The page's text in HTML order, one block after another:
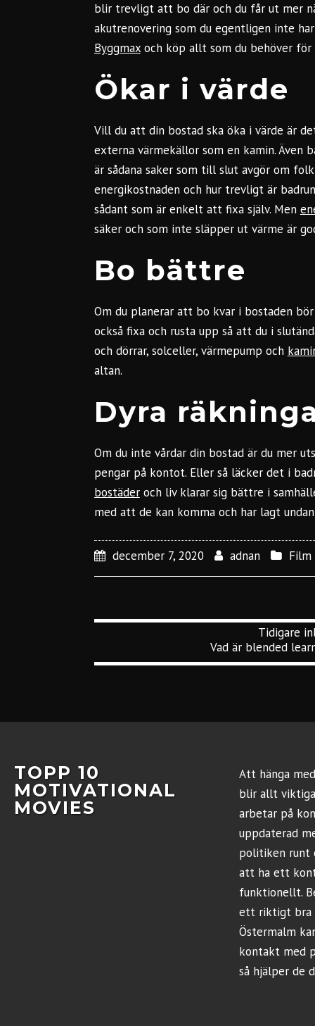
blir trevligt att bo där och du får ut mer
akutrenovering som du egentligen inte
Byggmaxoch köp allt som du behöver för
Ökar i värde
Vill du att din bostad ska öka i värde är
externa värmekällor som en kamin. Även
är sådana saker som till slut avgör om
energikostnaden och hur trevligt är
sådant som är enkelt att fixa själv. Men
säker och som inte släpper ut värme är
Bo bättre
Om du planerar att bo kvar i bostaden
också fixa och rusta upp så att du i
och dörrar, solceller, värmepump och
altan.
Dyra
Om du inte vårdar din bostad är du mer
pengar på kontot. Eller så läcker det i
bostäderoch liv klarar sig bättre i
med att de kan komma och har lagt
december 7, 2020 adnan Film
Tidigare
Vad är blended
TOPP 10
MOTIVATIONAL
MOVIES
Att hänga
blir allt
arbetar på
uppdaterad
politiken runt
att ha ett
funktionellt.
ett riktigt bra
Östermalm
kontakt med
så hjälper de